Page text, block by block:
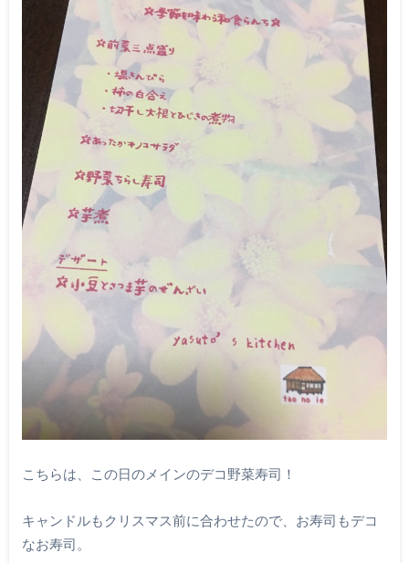
こちらは、この日のメインのデコ野菜寿司！
キャンドルもクリスマス前に合わせたので、お寿司もデコ
なお寿司。